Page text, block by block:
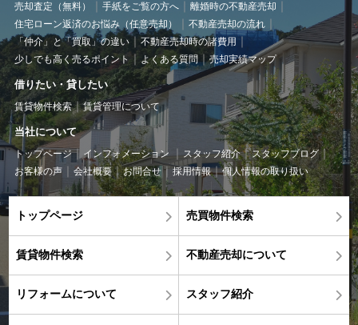
売却査定（無料） 手紙をご覧の方へ
離婚時の不動産売却
住宅ローン返済のお悩み（任意売却）
不動産売却の流れ
「仲介」と「買取」の違い
不動産売却時の諸費用
少しでも高く売るポイント
よくある質問 売却実績マップ
借りたい・貸したい
賃貸物件検索 賃貸管理について
当社について
トップページ インフォメーション スタッフ紹介
スタッフブログ
お客様の声
会社概要 お問合せ 採用情報 個人情報の取り扱い
トップページ 売買物件検索
賃貸物件検索 不動産売却について
リフォームについて スタッフ紹介